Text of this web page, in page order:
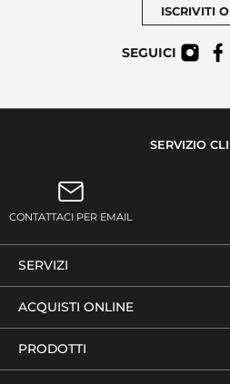
ISCRIVITI
SEGUICI
SERVIZIO
CONTATTACI PER EMAIL
SERVIZI
ACQUISTI ONLINE
PRODOTTI